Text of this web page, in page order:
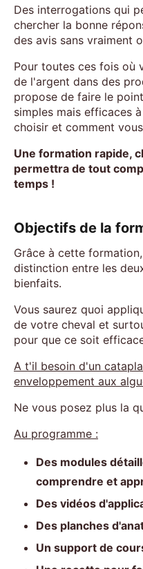
Des interrogations qui
chercher la bonne
des avis sans vraiment
Pour toutes ces fois où
de l'argent dans des
propose de faire le
simples mais efficaces
choisir et comment
Une formation rapide,
permettra de tout
temps !
Objectifs de la
Grâce à cette
distinction entre les
bienfaits.
Vous saurez quoi
de votre cheval et
pour que ce soit
A t'il besoin d'un
enveloppement aux
Ne vous posez plus la
Au programme :
Des modules
comprendre et
Des vidéos
Des planches
Un support de